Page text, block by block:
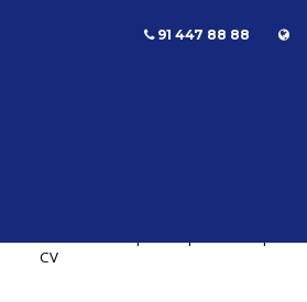
91 447 88 88
CV